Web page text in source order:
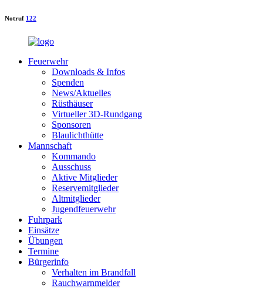
Notruf 122
Feuerwehr
Downloads & Infos
Spenden
News/Aktuelles
Rüsthäuser
Virtueller 3D-Rundgang
Sponsoren
Blaulichthütte
Mannschaft
Kommando
Ausschuss
Aktive Mitglieder
Reservemitglieder
Altmitglieder
Jugendfeuerwehr
Fuhrpark
Einsätze
Übungen
Termine
Bürgerinfo
Verhalten im Brandfall
Rauchwarnmelder